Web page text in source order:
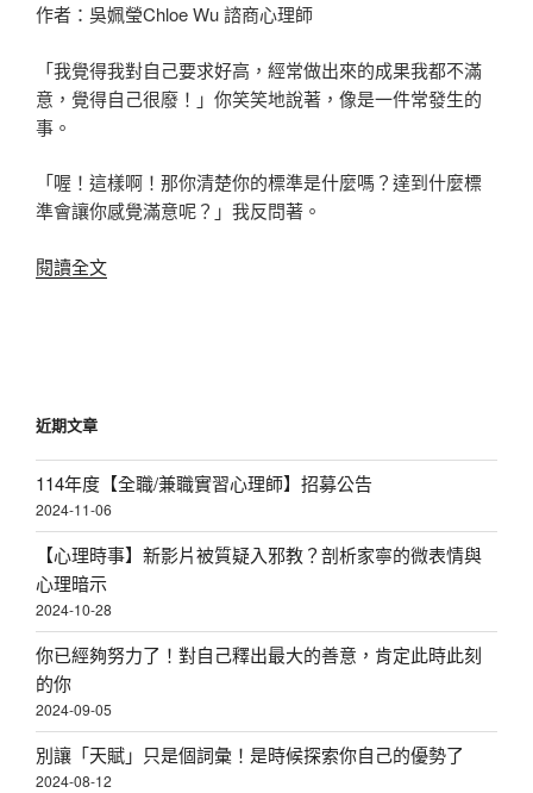
作者：吳姵瑩Chloe Wu 諮商心理師
「我覺得我對自己要求好高，經常做出來的成果我都不滿
意，覺得自己很廢！」你笑笑地說著，像是一件常發生的
事。
「喔！這樣啊！那你清楚你的標準是什麼嗎？達到什麼標
準會讓你感覺滿意呢？」我反問著。
閱讀全文〈吳
不
是
自
我
要
求
高，
你
自
我
感
近期文章
114年度【全職/兼職實習心理師】招募公告
2024-11-06
【心理時事】新影片被質疑入邪教？剖析家寧的微表情與
心理暗示
2024-10-28
你已經夠努力了！對自己釋出最大的善意，肯定此時此刻
的你
2024-09-05
別讓「天賦」只是個詞彙！是時候探索你自己的優勢了
2024-08-12